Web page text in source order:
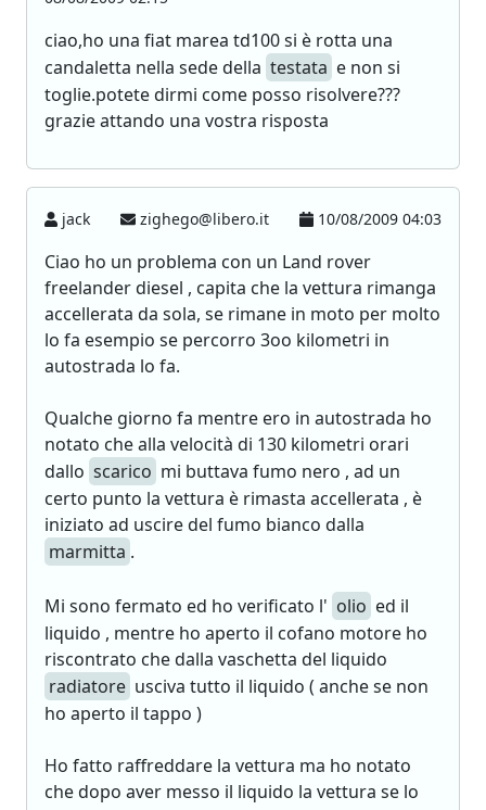
ciao,ho una fiat marea td100 si è rotta una
candaletta nella sede della testata e non si
toglie.potete dirmi come posso risolvere???
grazie attando una vostra risposta
jack zighego@libero.it 10/08/2009 04:03
Ciao ho un problema con un Land rover
freelander diesel , capita che la vettura rimanga
accellerata da sola, se rimane in moto per molto
lo fa esempio se percorro 3oo kilometri in
autostrada lo fa.
Qualche giorno fa mentre ero in autostrada ho
notato che alla velocità di 130 kilometri orari
dallo scarico mi buttava fumo nero , ad un
certo punto la vettura è rimasta accellerata , è
iniziato ad uscire del fumo bianco dalla
marmitta .
Mi sono fermato ed ho verificato l' olio ed il
liquido , mentre ho aperto il cofano motore ho
riscontrato che dalla vaschetta del liquido
radiatore usciva tutto il liquido ( anche se non
ho aperto il tappo )
Ho fatto raffreddare la vettura ma ho notato
che dopo aver messo il liquido la vettura se lo